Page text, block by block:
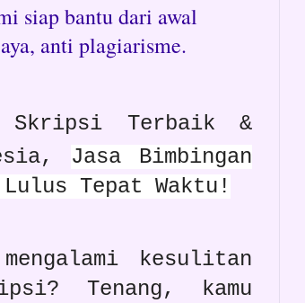
siap bantu dari awal
anti plagiarisme.
Skripsi Terbaik &
Jasa Bimbingan
Tepat Waktu!
kesulitan
Tenang, kamu